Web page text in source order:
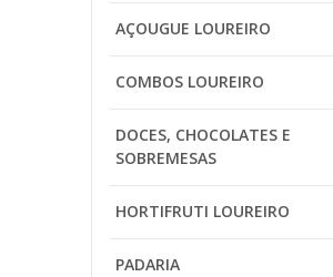
AÇOUGUE LOUREIRO
COMBOS LOUREIRO
DOCES, CHOCOLATES E
SOBREMESAS
HORTIFRUTI LOUREIRO
PADARIA